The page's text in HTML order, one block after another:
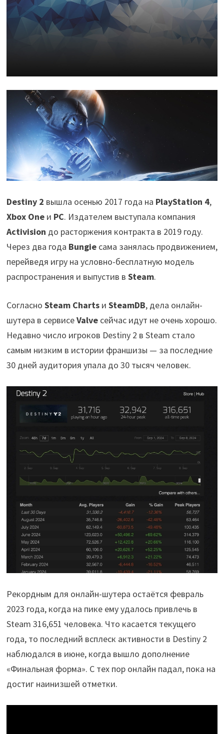
Destiny 2 вышла осенью 2017 года на PlayStation 4,
Xbox One и PC. Издателем выступала компания
Activision до расторжения контракта в 2019 году.
Через два года Bungie сама занялась продвижением,
перейведя игру на условно-бесплатную модель
распространения и выпустив в Steam.
Согласно Steam Chartsи SteamDB, дела онлайн-
шутера в сервисеValve сейчас идут не очень хорошо.
Недавно число игроков Destiny 2 в Steam стало
самым низким в истории франшизы — за последние
30 дней аудитория упала до 30 тысяч человек.
Рекордным для онлайн-шутера остаётся февраль
2023 года, когда на пике ему удалось привлечь в
Steam 316,651 человека. Что касается текущего
года, то последний всплеск активности в Destiny 2
наблюдался в июне, когда вышло дополнение
«Финальная форма». С тех пор онлайн падал, пока на
достиг наинизшей отметки.